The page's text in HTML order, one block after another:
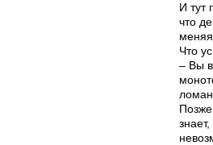
И тут
что
Что
– Вы